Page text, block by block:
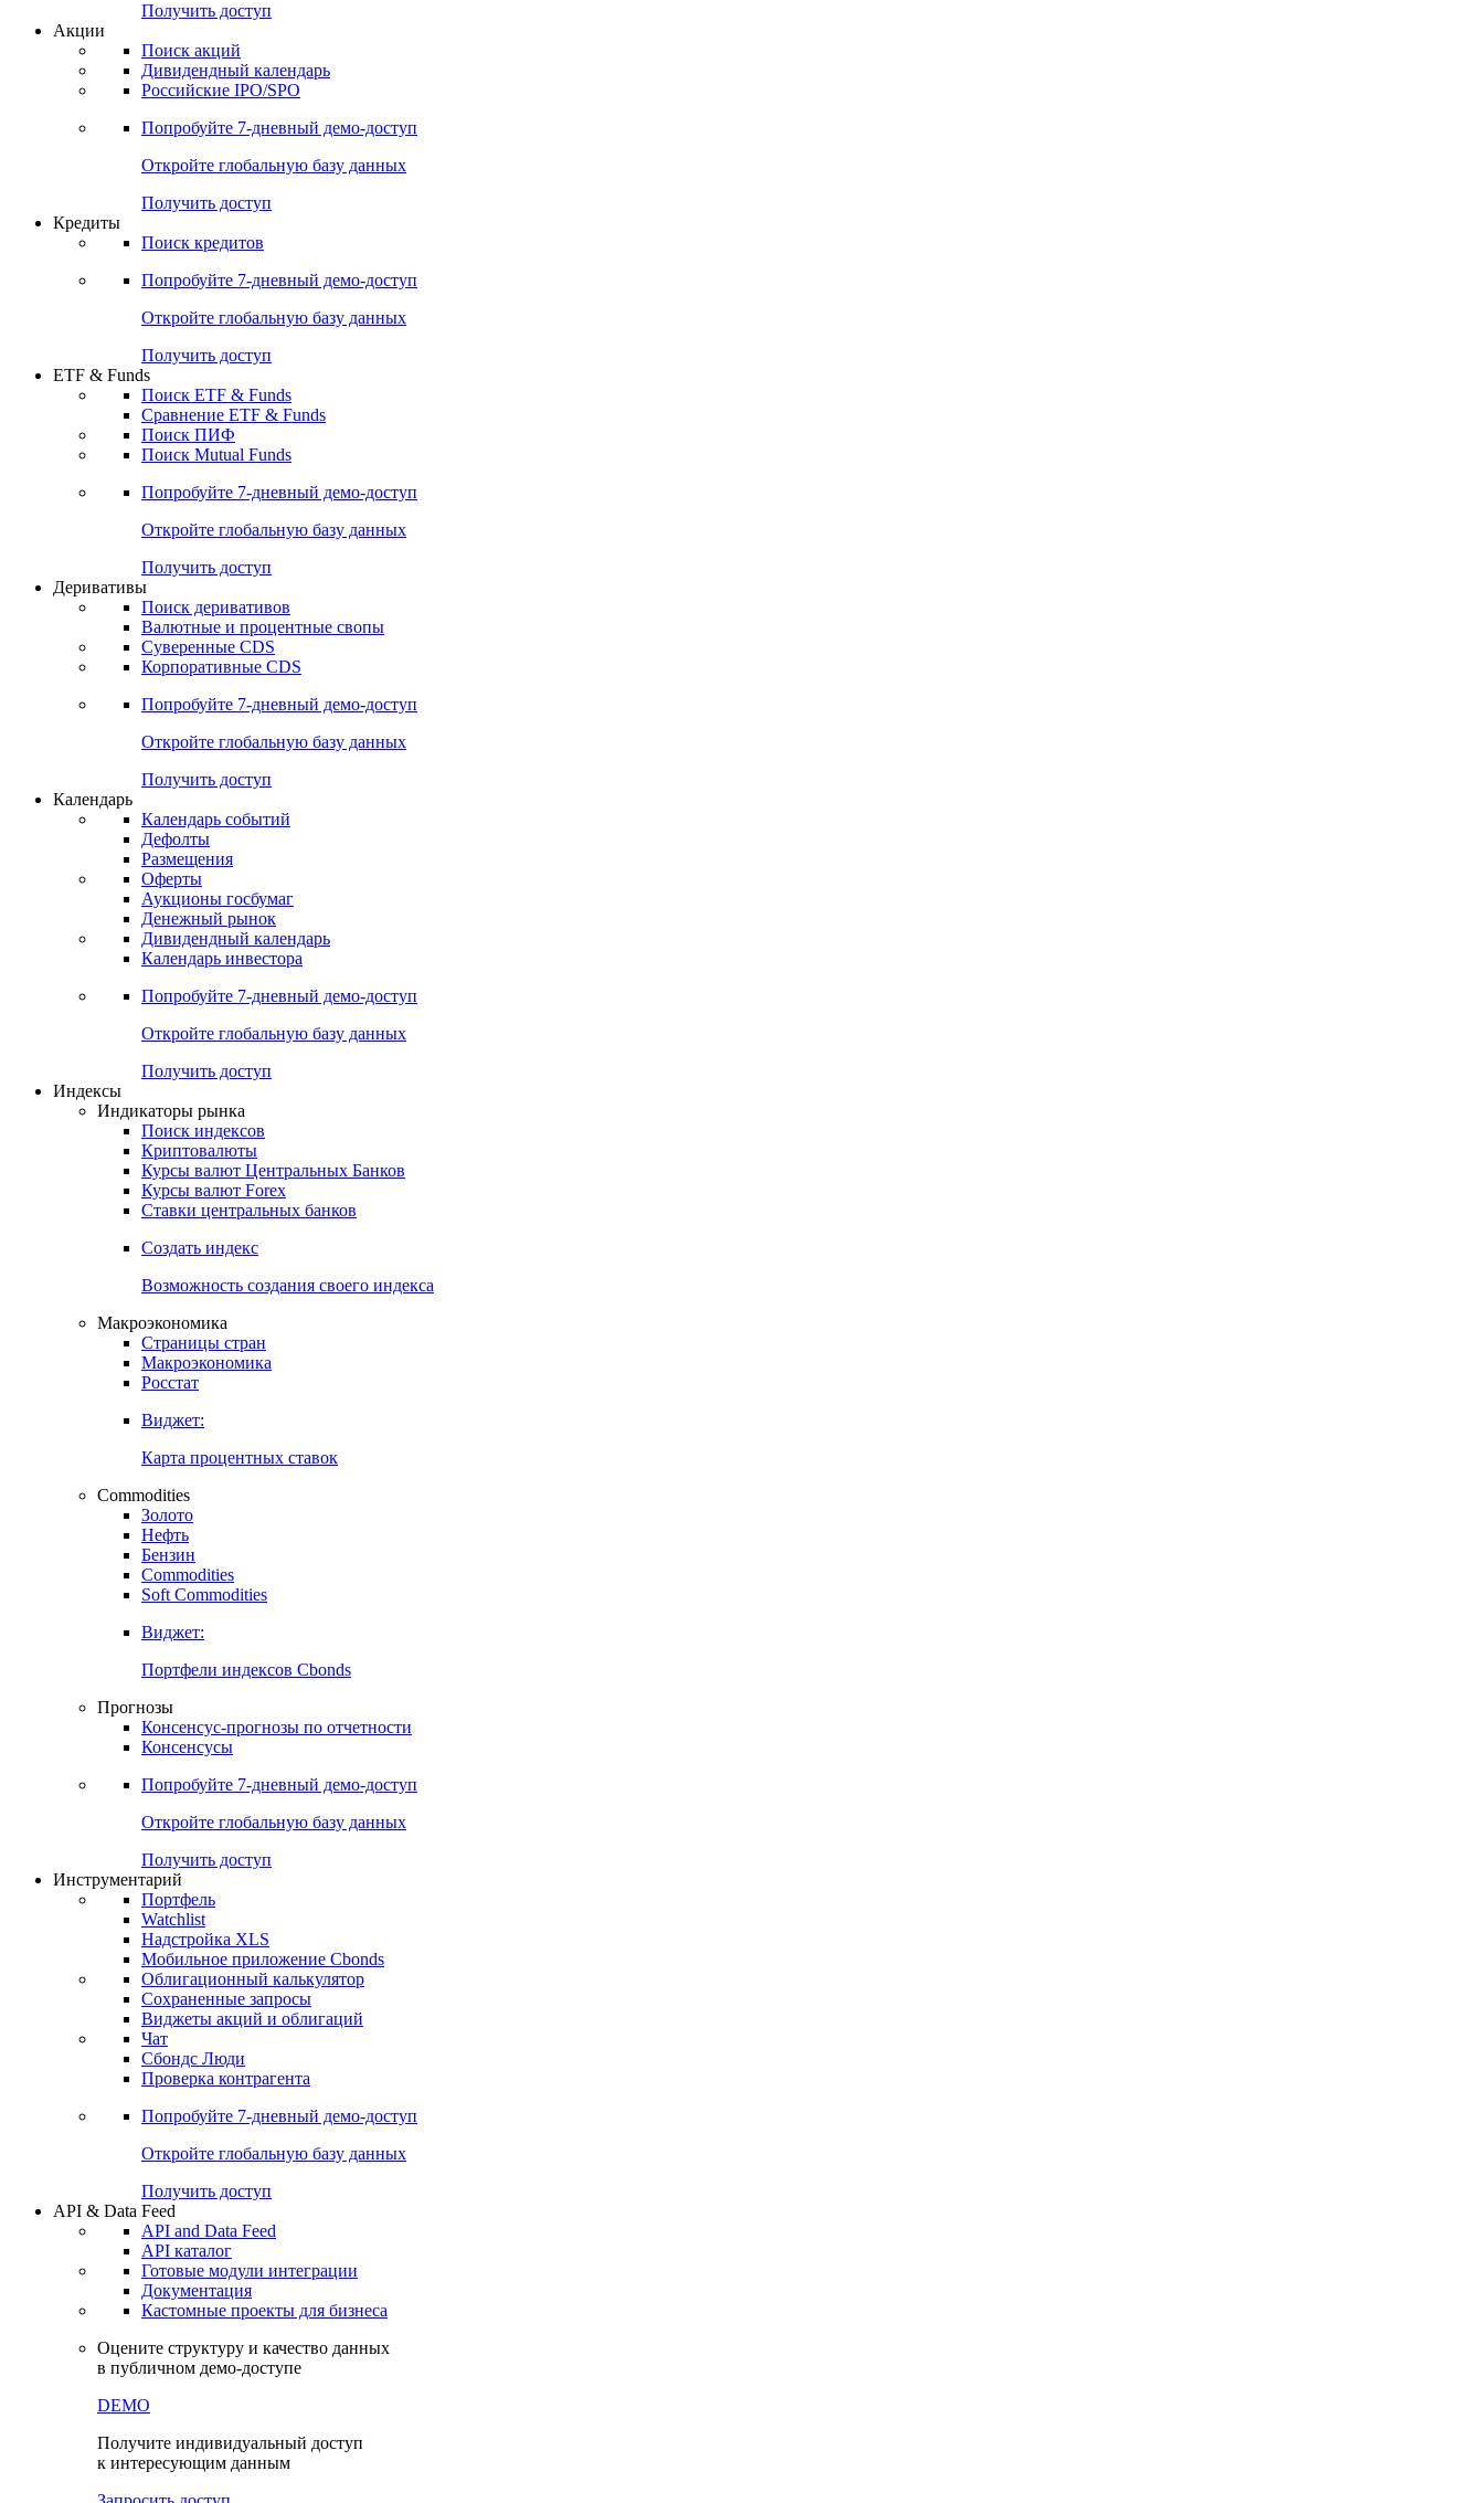
Получить доступ
Акции
Поиск акций
Дивидендный календарь
Российские IPO/SPO
Попробуйте 7-дневный демо-доступ
Откройте глобальную базу данных
Получить доступ
Кредиты
Поиск кредитов
Попробуйте 7-дневный демо-доступ
Откройте глобальную базу данных
Получить доступ
ETF & Funds
Поиск ETF & Funds
Сравнение ETF & Funds
Поиск ПИФ
Поиск Mutual Funds
Попробуйте 7-дневный демо-доступ
Откройте глобальную базу данных
Получить доступ
Деривативы
Поиск деривативов
Валютные и процентные свопы
Суверенные CDS
Корпоративные CDS
Попробуйте 7-дневный демо-доступ
Откройте глобальную базу данных
Получить доступ
Календарь
Календарь событий
Дефолты
Размещения
Оферты
Аукционы госбумаг
Денежный рынок
Дивидендный календарь
Календарь инвестора
Попробуйте 7-дневный демо-доступ
Откройте глобальную базу данных
Получить доступ
Индексы
Индикаторы рынка
Поиск индексов
Криптовалюты
Курсы валют Центральных Банков
Курсы валют Forex
Ставки центральных банков
Создать индекс
Возможность создания своего индекса
Макроэкономика
Страницы стран
Макроэкономика
Росстат
Виджет:
Карта процентных ставок
Commodities
Золото
Нефть
Бензин
Commodities
Soft Commodities
Виджет:
Портфели индексов Cbonds
Прогнозы
Консенсус-прогнозы по отчетности
Консенсусы
Попробуйте 7-дневный демо-доступ
Откройте глобальную базу данных
Получить доступ
Инструментарий
Портфель
Watchlist
Надстройка XLS
Мобильное приложение Cbonds
Облигационный калькулятор
Сохраненные запросы
Виджеты акций и облигаций
Чат
Сбондс Люди
Проверка контрагента
Попробуйте 7-дневный демо-доступ
Откройте глобальную базу данных
Получить доступ
API & Data Feed
API and Data Feed
API каталог
Готовые модули интеграции
Документация
Кастомные проекты для бизнеса
Оцените структуру и качество данных
в публичном демо-доступе
DEMO
Получите индивидуальный доступ
к интересующим данным